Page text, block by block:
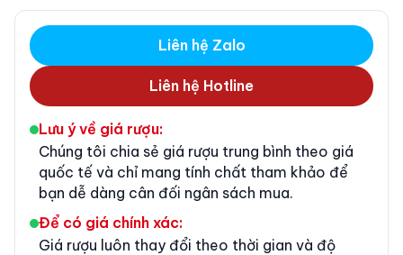
Liên hệ Zalo
Liên hệ Hotline
Lưu ý về giá rượu:
Chúng tôi chia sẻ giá rượu trung bình theo giá
quốc tế và chỉ mang tính chất tham khảo để
bạn dễ dàng cân đối ngân sách mua.
Để có giá chính xác:
Giá rượu luôn thay đổi theo thời gian và độ